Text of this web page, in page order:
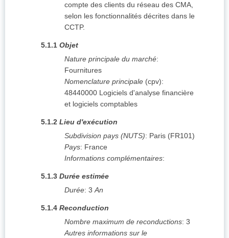
compte des clients du réseau des CMA,
selon les fonctionnalités décrites dans le
CCTP.
5.1.1 Objet
Nature principale du marché:
Fournitures
Nomenclature principale (cpv):
48440000 Logiciels d'analyse financière
et logiciels comptables
5.1.2 Lieu d'exécution
Subdivision pays (NUTS): Paris (FR101)
Pays: France
Informations complémentaires:
5.1.3 Durée estimée
Durée: 3 An
5.1.4 Reconduction
Nombre maximum de reconductions: 3
Autres informations sur le